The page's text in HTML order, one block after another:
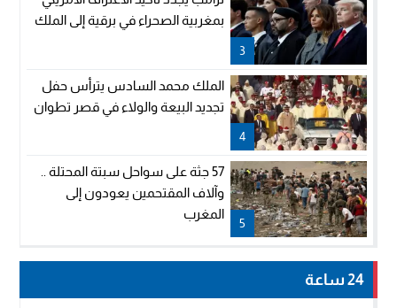
3
بمغربية الصحراء في برقية إلى الملك
4
الملك محمد السادس يترأس حفل
تجديد البيعة والولاء في قصر تطوان
5
57 جثة على سواحل سبتة المحتلة ..
وآلاف المقتحمين يعودون إلى
المغرب
24 ساعة